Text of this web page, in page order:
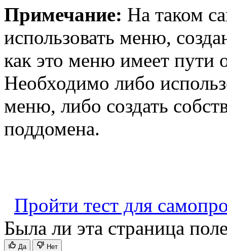
Примечание: На таком
использовать меню,
как это меню имеет пути
Необходимо либо
меню, либо создать
поддомена.
Пройти тест для
Была ли эта страница
Да Нет